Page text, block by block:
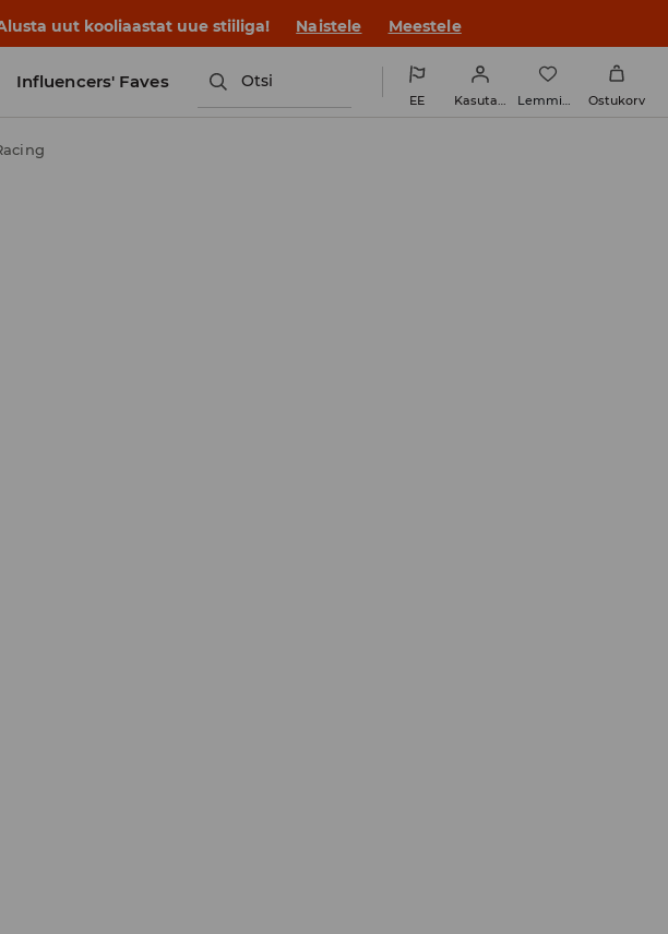
uut kooliaastat uue stiiliga! Naistele Meestele
Influencers' Faves Otsi
EE Kasutaja Lemmikud Ostukorv